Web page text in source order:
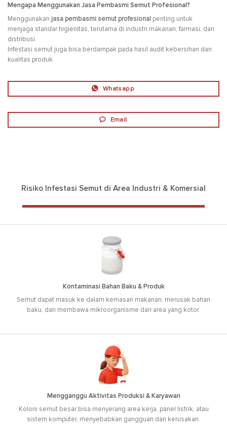
Mengapa Menggunakan Jasa Pembasmi Semut Profesional?
Menggunakan jasa pembasmi semut profesional penting untuk
menjaga standar higienitas, terutama di industri makanan, farmasi, dan
distribusi.
Infestasi semut juga bisa berdampak pada hasil audit kebersihan dan
kualitas produk.
Whatsapp
Email
Risiko Infestasi Semut di Area Industri & Komersial
Kontaminasi Bahan Baku & Produk
Semut dapat masuk ke dalam kemasan makanan, merusak bahan
baku, dan membawa mikroorganisme dari area yang kotor.
Mengganggu Aktivitas Produksi & Karyawan
Koloni semut besar bisa menyerang area kerja, panel listrik, atau
sistem komputer, menyebabkan gangguan dan kerusakan.